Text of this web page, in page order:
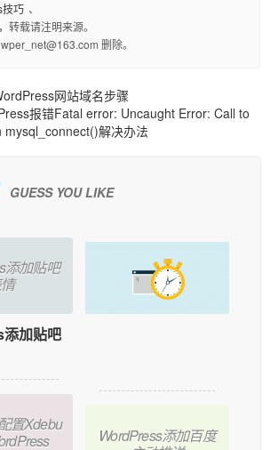
巧 、
转载请注明来源。
删除。
网站域名步骤
报错Fatal error: Uncaught Error: Call to
mysql_connect()解决办法
GUESS YOU LIKE
添加贴吧
加贴吧
置Xdebu
WordPress添加百度